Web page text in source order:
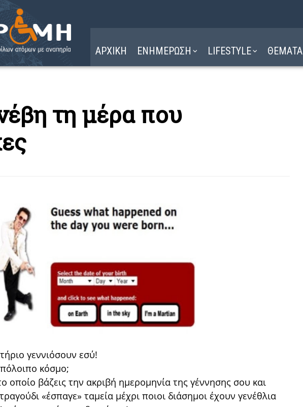
ΑΡΧΙΚΗ ΕΝΗΜΕΡΩΣΗ LIFESTYLE ΘΕΜΑΤΑ
τη μέρα που
γεννιόσουν εσύ!
κόσμο;
οποίο βάζεις την ακριβή ημερομηνία της γέννησης σου και
«έσπαγε» ταμεία μέχρι ποιοι διάσημοι έχουν γενέθλια